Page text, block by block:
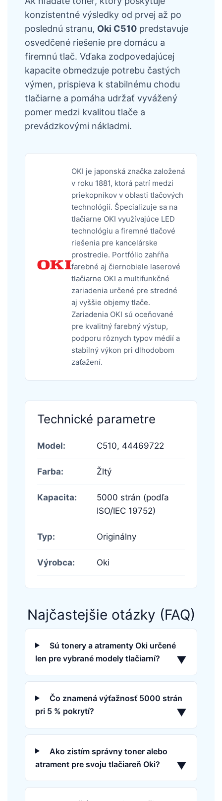
konzistentné výsledky od prvej až po
poslednú stranu, Oki C510 predstavuje
osvedčené riešenie pre domácu a
firemnú tlač. Vďaka zodpovedajúcej
kapacite obmedzuje potrebu častých
výmen, prispieva k stabilnému chodu
tlačiarne a pomáha udržať vyvážený
pomer medzi kvalitou tlače a
prevádzkovými nákladmi.
OKI je japonská značka založená
v roku 1881, ktorá patrí medzi
priekopníkov v oblasti tlačových
technológií. Špecializuje sa na
tlačiarne OKI využívajúce LED
technológiu a firemné tlačové
riešenia pre kancelárske
prostredie. Portfólio zahŕňa
farebné aj čiernobiele laserové
tlačiarne OKI a multifunkčné
zariadenia určené pre stredné
aj vyššie objemy tlače.
Zariadenia OKI sú oceňované
pre kvalitný farebný výstup,
podporu rôznych typov médií a
stabilný výkon pri dlhodobom
zaťažení.
Technické parametre
Model: C510, 44469722
Farba: Žltý
Kapacita:
5000 strán (podľa
ISO/IEC 19752)
Typ: Originálny
Výrobca: Oki
Najčastejšie otázky (FAQ)
Sú tonery a atramenty Oki určené
len pre vybrané modely tlačiarní?
▼
Čo znamená výťažnosť 5000 strán
pri 5 % pokrytí?
▼
Ako zistím správny toner alebo
atrament pre svoju tlačiareň Oki?
▼